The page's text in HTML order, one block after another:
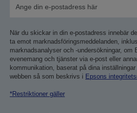
När du skickar in din e-postadress innebär
ta emot marknadsföringsmeddelanden,
marknadsanalyser och -undersökningar, om
evenemang och tjänster via e-post eller
kommunikation, baserat på dina
webben så som beskrivs i Epsons
*Restriktioner gäller